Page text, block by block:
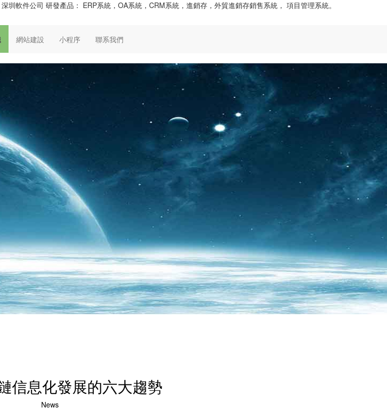
圳軟件公司 研發產品： ERP系統，OA系統，CRM系統，進銷存，外貿進銷存銷售系統， 項目管理系統。
網站建設 小程序 聯系我們
信息化發展的六大趨勢
News